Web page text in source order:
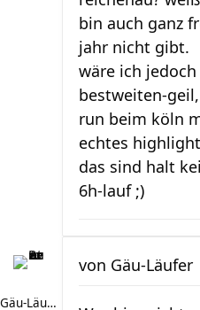
bin auch ganz
jahr nicht gibt.
wäre ich
bestweiten-
run beim köln
echtes
das sind halt
6h-lauf ;)
Gäu-Läufer
von Gäu-Läufer